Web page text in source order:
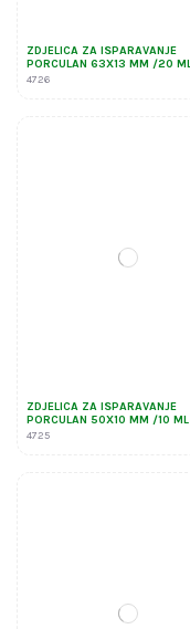
ZDJELICA ZA ISPARAVANJE
PORCULAN 63X13 MM /20 ML
4726
ZDJELICA ZA ISPARAVANJE
PORCULAN 50X10 MM /10 ML
4725